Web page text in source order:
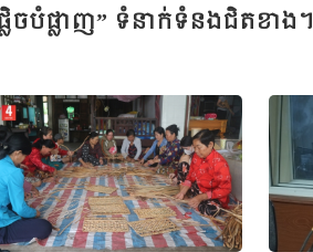
បំផ្លាញ” ទំនាក់ទំនងជិតខាង។